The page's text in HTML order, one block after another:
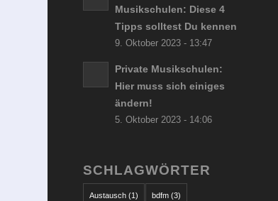
Musikschulen: Diese 4
Tipps solltest Du kennen
9. Oktober 2023 - 13:47
Private Musikschulen:
Hier muss sich einiges
ändern!
5. Oktober 2023 - 14:06
SCHLAGWÖRTER
Austausch (1) bdfm (3)